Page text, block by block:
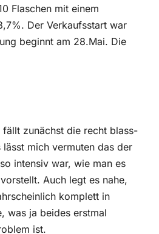
Flaschen mit einem
Der Verkaufsstart war
beginnt am 28.Mai. Die
fällt zunächst die recht blass-
mich vermuten das der
intensiv war, wie man es
Auch legt es nahe,
komplett in
was ja beides erstmal
ist.